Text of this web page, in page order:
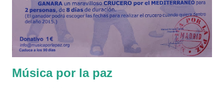
baño, por el cual no salía nada ya que había cortado la
entrada de agua en la caldera. Para quitar el tapón del filtro,
primero hay q...
Música por la paz